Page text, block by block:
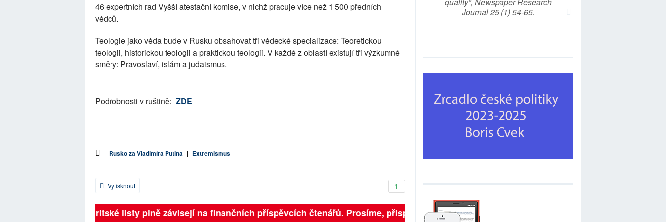
46 expertních rad Vyšší atestační komise, v nichž pracuje více než 1 500 předních
vědců.
Teologie jako věda bude v Rusku obsahovat tři vědecké specializace: Teoretickou
teologii, historickou teologii a praktickou teologii. V každé z oblastí existují tři výzkumné
směry: Pravoslaví, islám a judaismus.
Podrobnosti v ruštině: ZDE
Rusko za Vladimíra Putina | Extremismus
1
Vytisknout
Britské listy plně závisejí na finančních příspěvcích čtenářů. Prosíme, přispějte. ➥
Journal 25 (1) 54-65.